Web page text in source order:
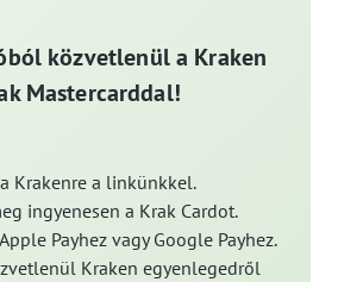
közvetlenül a Kraken
Mastercarddal!
Krakenre a linkünkkel.
ingyenesen a Krak Cardot.
Payhez vagy Google Payhez.
Kraken egyenlegedről